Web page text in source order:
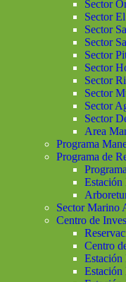
Sector
Sector
Sector
Sector
Sector
Sector
Sector
Sector
Sector
Sector
Area
Programa
Programa de
Estación
Sector Marino
Centro de
Centro
Estación